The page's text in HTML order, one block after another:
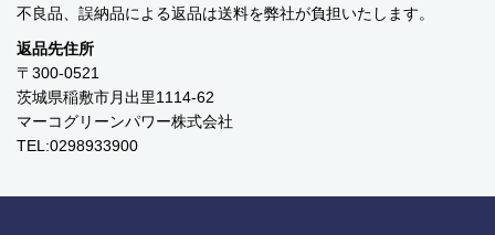
不良品、誤納品による返品は送料を弊社が負担いたします。
返品先住所
〒300-0521
茨城県稲敷市月出里1114-62
マーコグリーンパワー株式会社
TEL:0298933900